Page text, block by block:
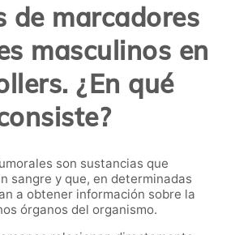
de marcadores
masculinos en
¿En qué
son sustancias que
sangre y que, en determinadas
a obtener información sobre la
órganos del organismo.